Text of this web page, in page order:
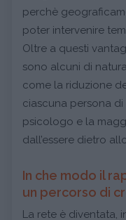
perchè
poter intervenire
Oltre a questi
sono alcuni di
come la riduzione
ciascuna persona
psicologo e la
dall’essere dietro
In che modo il
un percorso di
La rete è diventata,